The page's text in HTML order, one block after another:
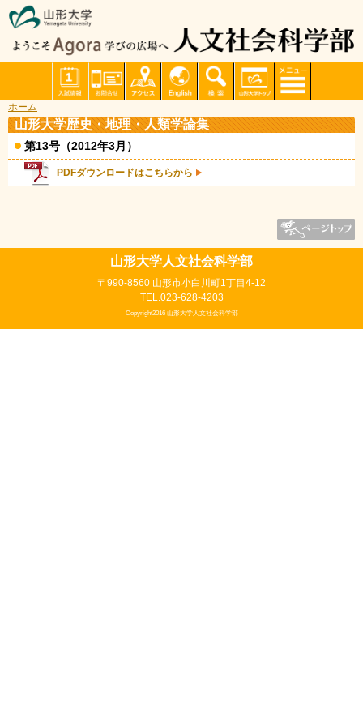
ホーム
山形大学歴史・地理・人類学論集
第13号（2012年3月）
PDFダウンロードはこちらから
山形大学人文社会科学部
〒990-8560 山形市小白川町1丁目4-12
TEL.023-628-4203
Copyright2016 山形大学人文社会科学部